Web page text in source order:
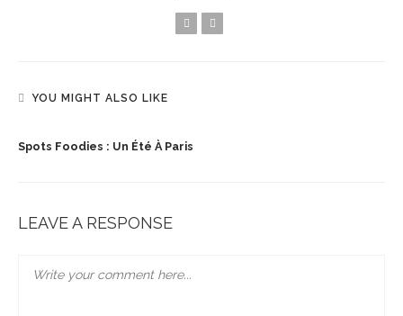
YOU MIGHT ALSO LIKE
Spots Foodies : Un Été À Paris
LEAVE A RESPONSE